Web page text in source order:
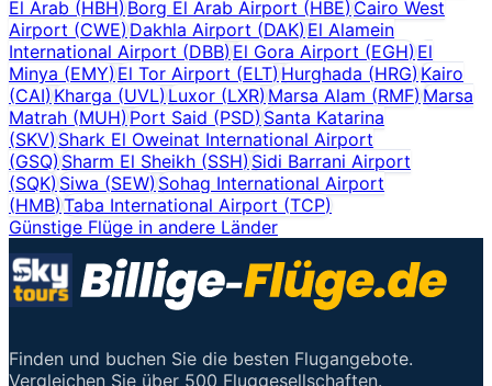
El Arab (HBH)Borg El Arab Airport (HBE) Cairo West
Airport (CWE)Dakhla Airport (DAK) El Alamein
International Airport (DBB)El Gora Airport (EGH)El
Minya (EMY)El Tor Airport (ELT) Hurghada (HRG)Kairo
(CAI)Kharga (UVL) Luxor (LXR) Marsa Alam (RMF)Marsa
Matrah (MUH)Port Said (PSD)Santa Katarina
(SKV)Shark El Oweinat International Airport
(GSQ)Sharm El Sheikh (SSH) Sidi Barrani Airport
(SQK)Siwa (SEW) Sohag International Airport
(HMB)Taba International Airport (TCP)
Günstige Flüge in andere Länder
Finden und buchen Sie die besten Flugangebote.
Vergleichen Sie über 500 Fluggesellschaften.